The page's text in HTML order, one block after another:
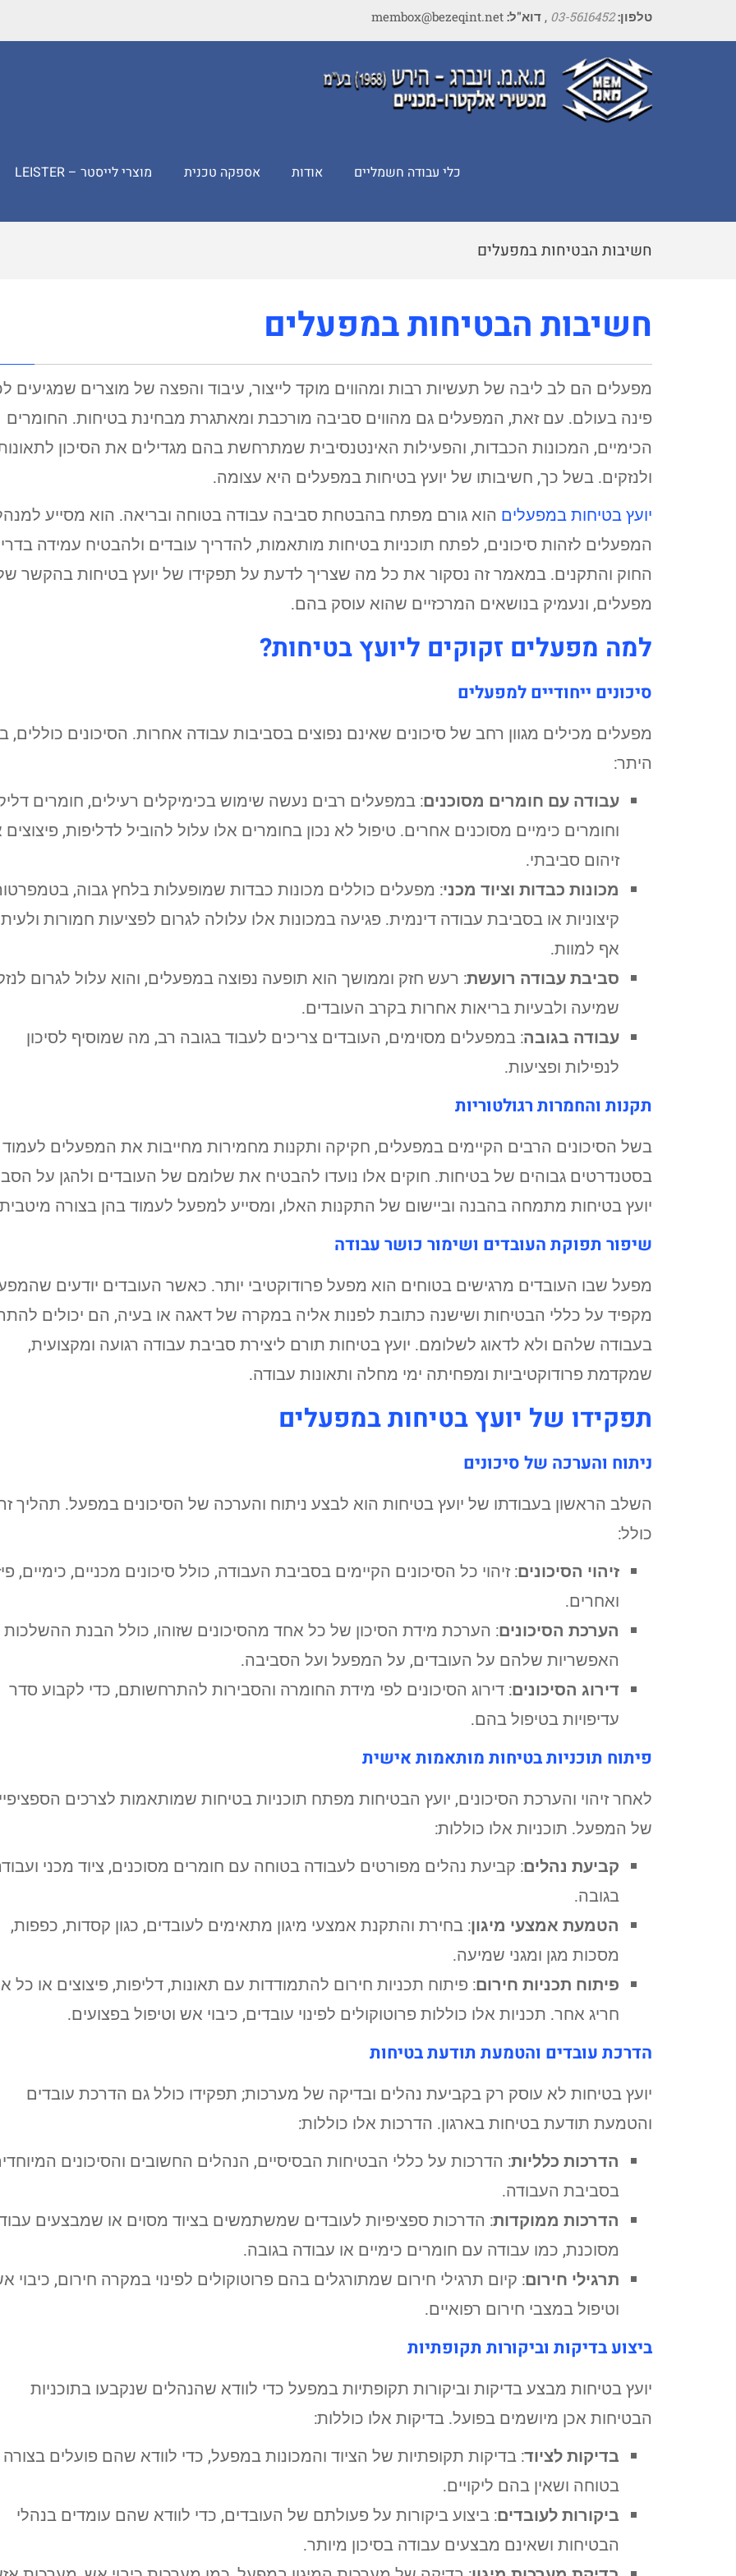
טלפון:03-5616452
, דוא"ל:
כלי עבודה חשמליים אודות אספקה טכנית מוצרי לייסטר – LEISTER
חשיבות הבטיחות במפעלים
חשיבות הבטיחות במפעלים
מפעלים הם לב ליבה של תעשיות רבות ומהווים מוקד לייצור, עיבוד והפצה של מוצרים שמגיעים
פינה בעולם. עם זאת, המפעלים גם מהווים סביבה מורכבת ומאתגרת מבחינת בטיחות. החומרים
הכימיים, המכונות הכבדות, והפעילות האינטנסיבית שמתרחשת בהם מגדילים את הסיכון
ולנזקים. בשל כך, חשיבותו של יועץ בטיחות במפעלים היא עצומה.
יועץ בטיחות במפעלים הוא גורם מפתח בהבטחת סביבה עבודה בטוחה ובריאה. הוא מסייע
המפעלים לזהות סיכונים, לפתח תוכניות בטיחות מותאמות, להדריך עובדים ולהבטיח עמידה
החוק והתקנים. במאמר זה נסקור את כל מה שצריך לדעת על תפקידו של יועץ בטיחות בהקשר
מפעלים, ונעמיק בנושאים המרכזיים שהוא עוסק בהם.
למה מפעלים זקוקים ליועץ בטיחות?
סיכונים ייחודיים למפעלים
מפעלים מכילים מגוון רחב של סיכונים שאינם נפוצים בסביבות עבודה אחרות. הסיכונים כוללים,
היתר:
עבודה עם חומרים מסוכנים: במפעלים רבים נעשה שימוש בכימיקלים רעילים, חומרים
וחומרים כימיים מסוכנים אחרים. טיפול לא נכון בחומרים אלו עלול להוביל לדליפות, פיצוצים
זיהום סביבתי.
מכונות כבדות וציוד מכני: מפעלים כוללים מכונות כבדות שמופעלות בלחץ גבוה,
קיצוניות או בסביבת עבודה דינמית. פגיעה במכונות אלו עלולה לגרום לפציעות חמורות
אף למוות.
סביבת עבודה רועשת: רעש חזק וממושך הוא תופעה נפוצה במפעלים, והוא עלול לגרום
שמיעה ולבעיות בריאות אחרות בקרב העובדים.
עבודה בגובה: במפעלים מסוימים, העובדים צריכים לעבוד בגובה רב, מה שמוסיף לסיכון
לנפילות ופציעות.
תקנות והחמרות רגולטוריות
בשל הסיכונים הרבים הקיימים במפעלים, חקיקה ותקנות מחמירות מחייבות את המפעלים לעמוד
בסטנדרטים גבוהים של בטיחות. חוקים אלו נועדו להבטיח את שלומם של העובדים ולהגן על
יועץ בטיחות מתמחה בהבנה וביישום של התקנות האלו, ומסייע למפעל לעמוד בהן בצורה
שיפור תפוקת העובדים ושימור כושר עבודה
מפעל שבו העובדים מרגישים בטוחים הוא מפעל פרודוקטיבי יותר. כאשר העובדים יודעים
מקפיד על כללי הבטיחות ושישנה כתובת לפנות אליה במקרה של דאגה או בעיה, הם יכולים
בעבודה שלהם ולא לדאוג לשלומם. יועץ בטיחות תורם ליצירת סביבת עבודה רגועה ומקצועית,
שמקדמת פרודוקטיביות ומפחיתה ימי מחלה ותאונות עבודה.
תפקידו של יועץ בטיחות במפעלים
ניתוח והערכה של סיכונים
השלב הראשון בעבודתו של יועץ בטיחות הוא לבצע ניתוח והערכה של הסיכונים במפעל. תהליך
כולל:
זיהוי הסיכונים: זיהוי כל הסיכונים הקיימים בסביבת העבודה, כולל סיכונים מכניים, כימיים,
ואחרים.
הערכת הסיכונים: הערכת מידת הסיכון של כל אחד מהסיכונים שזוהו, כולל הבנת ההשלכות
האפשריות שלהם על העובדים, על המפעל ועל הסביבה.
דירוג הסיכונים: דירוג הסיכונים לפי מידת החומרה והסבירות להתרחשותם, כדי לקבוע סדר
עדיפויות בטיפול בהם.
פיתוח תוכניות בטיחות מותאמות אישית
לאחר זיהוי והערכת הסיכונים, יועץ הבטיחות מפתח תוכניות בטיחות שמותאמות לצרכים
של המפעל. תוכניות אלו כוללות:
קביעת נהלים: קביעת נהלים מפורטים לעבודה בטוחה עם חומרים מסוכנים, ציוד מכני
בגובה.
הטמעת אמצעי מיגון: בחירת והתקנת אמצעי מיגון מתאימים לעובדים, כגון קסדות, כפפות,
מסכות מגן ומגני שמיעה.
פיתוח תכניות חירום: פיתוח תכניות חירום להתמודדות עם תאונות, דליפות, פיצוצים או כל
חריג אחר. תכניות אלו כוללות פרוטוקולים לפינוי עובדים, כיבוי אש וטיפול בפצועים.
הדרכת עובדים והטמעת תודעת בטיחות
יועץ בטיחות לא עוסק רק בקביעת נהלים ובדיקה של מערכות; תפקידו כולל גם הדרכת עובדים
והטמעת תודעת בטיחות בארגון. הדרכות אלו כוללות:
הדרכות כלליות: הדרכות על כללי הבטיחות הבסיסיים, הנהלים החשובים והסיכונים
בסביבת העבודה.
הדרכות ממוקדות: הדרכות ספציפיות לעובדים שמשתמשים בציוד מסוים או שמבצעים
מסוכנת, כמו עבודה עם חומרים כימיים או עבודה בגובה.
תרגילי חירום: קיום תרגילי חירום שמתורגלים בהם פרוטוקולים לפינוי במקרה חירום, כיבוי
וטיפול במצבי חירום רפואיים.
ביצוע בדיקות וביקורות תקופתיות
יועץ בטיחות מבצע בדיקות וביקורות תקופתיות במפעל כדי לוודא שהנהלים שנקבעו בתוכניות
הבטיחות אכן מיושמים בפועל. בדיקות אלו כוללות:
בדיקות לציוד: בדיקות תקופתיות של הציוד והמכונות במפעל, כדי לוודא שהם פועלים בצורה
בטוחה ושאין בהם ליקויים.
ביקורות לעובדים: ביצוע ביקורות על פעולתם של העובדים, כדי לוודא שהם עומדים בנהלי
הבטיחות ושאינם מבצעים עבודה בסיכון מיותר.